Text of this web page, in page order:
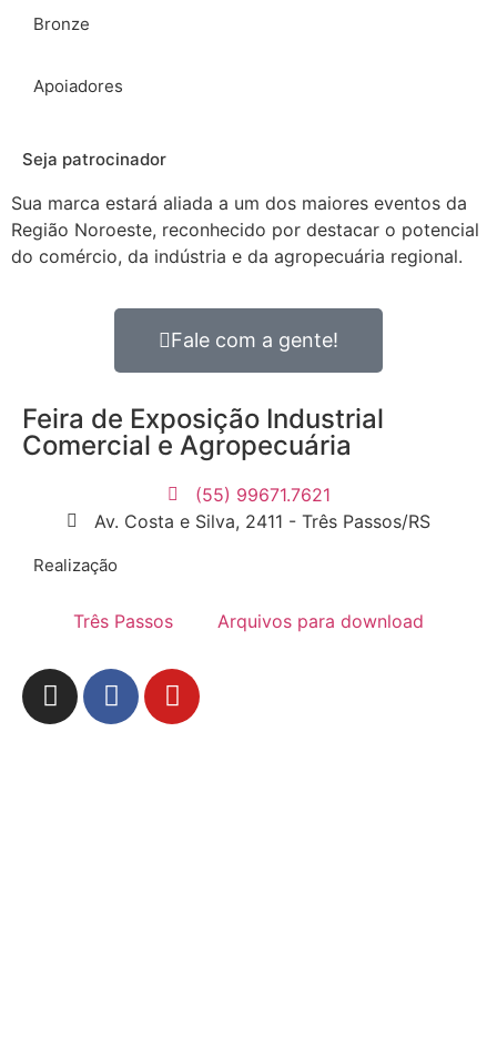
Bronze
Apoiadores
Seja patrocinador
Sua marca estará aliada a um dos maiores eventos da
Região Noroeste, reconhecido por destacar o potencial
do comércio, da indústria e da agropecuária regional.
Fale com a gente!
Feira de Exposição Industrial
Comercial e Agropecuária
(55) 99671.7621
Av. Costa e Silva, 2411 - Três Passos/RS
Realização
Três Passos Arquivos para download